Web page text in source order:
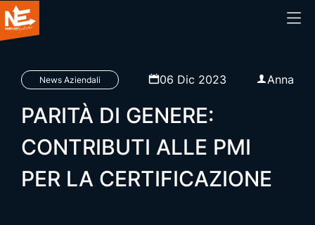
Home
Chi siamo
Cosa facciamo
News Aziendali 06 Dic 2023 Anna
PARITÀ DI GENERE:
CONTRIBUTI ALLE PMI
PER LA CERTIFICAZIONE